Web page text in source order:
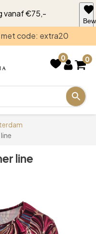
vanaf €75,-
code: extra20
0 0
line
voor